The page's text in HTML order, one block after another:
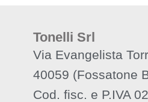
Tonelli Srl
Via Evangelista
40059 (Fossatone
Cod. fisc. e P.IVA